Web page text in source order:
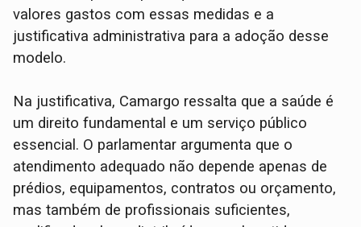
valores gastos com essas medidas e a
justificativa administrativa para a adoção desse
modelo.
Na justificativa, Camargo ressalta que a saúde é
um direito fundamental e um serviço público
essencial. O parlamentar argumenta que o
atendimento adequado não depende apenas de
prédios, equipamentos, contratos ou orçamento,
mas também de profissionais suficientes,